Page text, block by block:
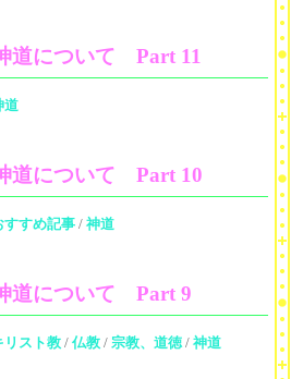
道について Part 11
道
道について Part 10
すすめ記事/ 神道
道について Part 9
リスト教/ 仏教 / 宗教、道徳/ 神道